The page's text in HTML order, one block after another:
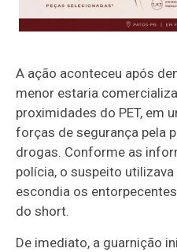
A ação aconteceu após
menor estaria
proximidades do PET, em
forças de segurança pela
drogas. Conforme as
polícia, o suspeito
escondia os
do short.
De imediato, a guarnição